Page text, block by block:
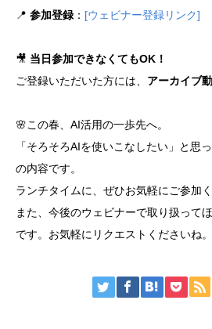
📍 参加登録 ： [ウェビナー登録リンク]
🎥 当日参加できなくてもOK！
ご登録いただいた方には、 アーカイブ
🌸この春、AI活用の一歩先へ。
「そろそろAIを使いこなしたい」と思
の内容です。
ランチタイムに、ぜひお気軽にご参加く
また、今後のウェビナーで取り扱って
です。お気軽にリクエストくださいね。